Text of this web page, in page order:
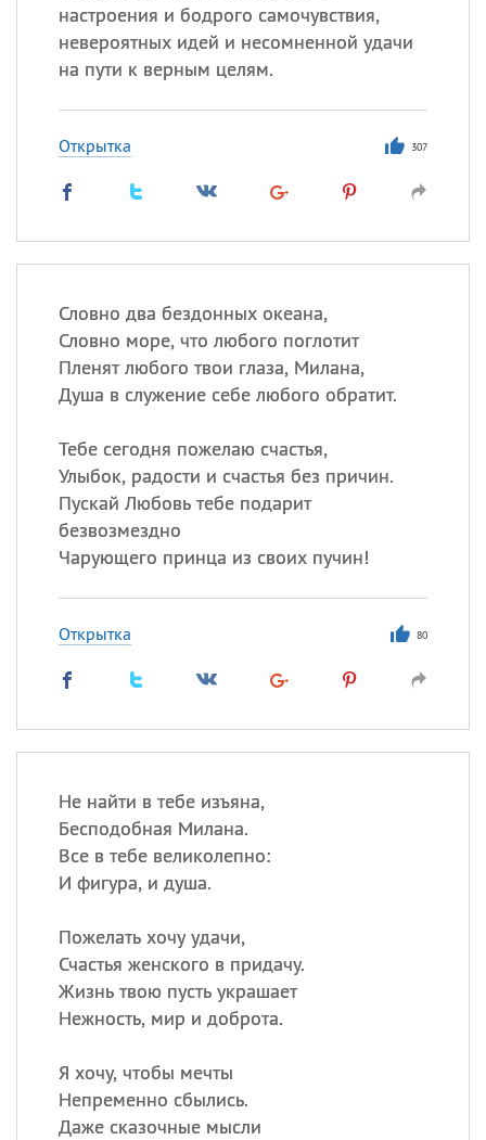
настроения и бодрого самочувствия,
невероятных идей и несомненной удачи
на пути к верным целям.
Открытка 307
Словно два бездонных океана,
Словно море, что любого поглотит
Пленят любого твои глаза, Милана,
Душа в служение себе любого обратит.
Тебе сегодня пожелаю счастья,
Улыбок, радости и счастья без причин.
Пускай Любовь тебе подарит
безвозмездно
Чарующего принца из своих пучин!
Открытка 80
Не найти в тебе изъяна,
Бесподобная Милана.
Все в тебе великолепно:
И фигура, и душа.
Пожелать хочу удачи,
Счастья женского в придачу.
Жизнь твою пусть украшает
Нежность, мир и доброта.
Я хочу, чтобы мечты
Непременно сбылись.
Даже сказочные мысли